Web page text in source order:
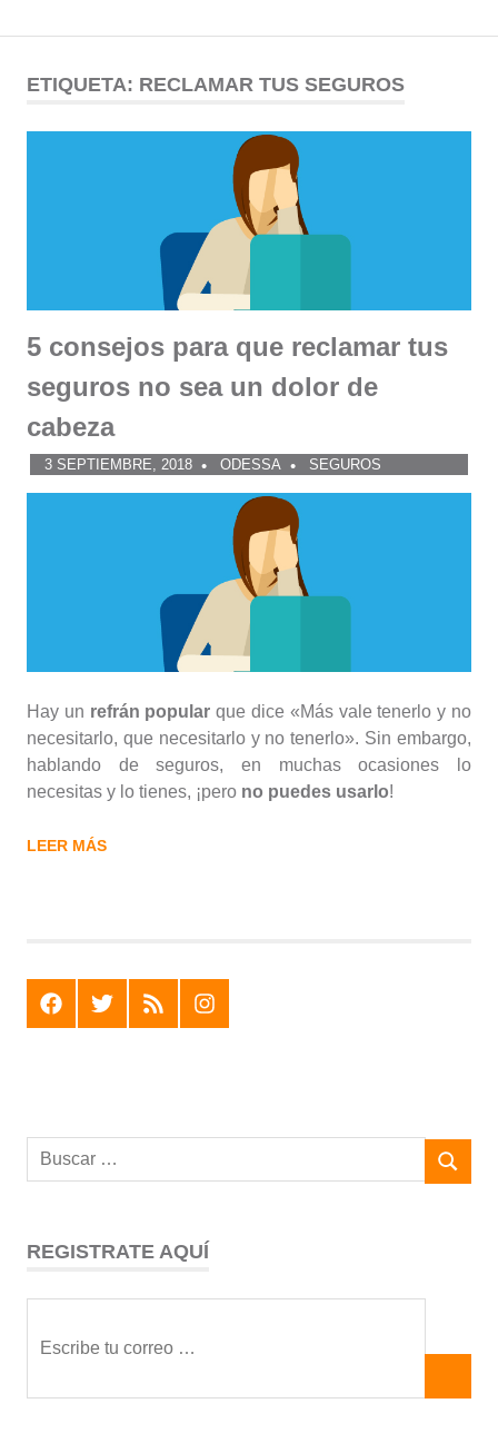
contenido
Comunidad
ODESSA
ETIQUETA: RECLAMAR TUS SEGUROS
5 consejos para que reclamar tus
seguros no sea un dolor de
cabeza
3 SEPTIEMBRE, 2018 ODESSA SEGUROS
Hay un refrán popular que dice «Más vale tenerlo y no
necesitarlo, que necesitarlo y no tenerlo». Sin embargo,
hablando de seguros, en muchas ocasiones lo
necesitas y lo tienes, ¡pero no puedes usarlo!
LEER MÁS
F T R I
REGISTRATE AQUÍ